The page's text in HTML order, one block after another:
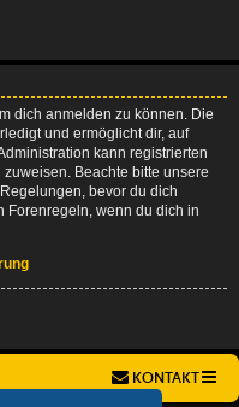
dich anmelden zu können. Die
und ermöglicht dir, auf
kann registrierten
Beachte bitte unsere
bevor du dich
Forenregeln, wenn du dich in
KONTAKT